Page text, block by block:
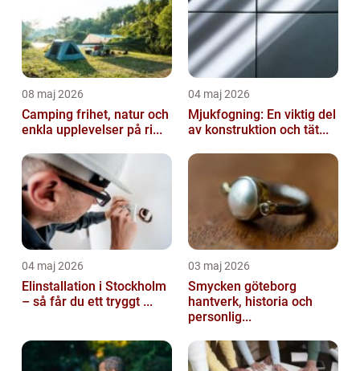
08 maj 2026
Camping frihet, natur och
enkla upplevelser på ri...
04 maj 2026
Mjukfogning: En viktig del
av konstruktion och tät...
04 maj 2026
Elinstallation i Stockholm
– så får du ett tryggt ...
03 maj 2026
Smycken göteborg
hantverk, historia och
personlig...